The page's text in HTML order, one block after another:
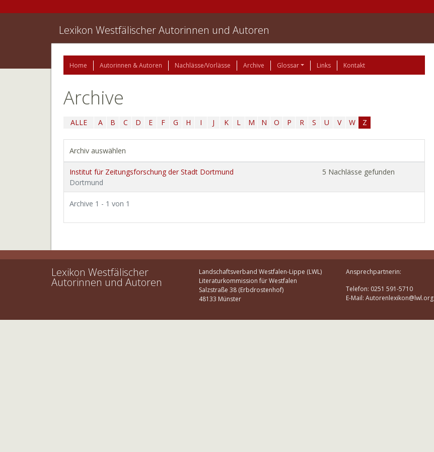
Lexikon Westfälischer Autorinnen und Autoren
Home Autorinnen & Autoren Nachlässe/Vorlässe Archive Glossar Links Kontakt
Archive
ALLE A B C D E F G H I J K L M N O P R S U V W Z
Archiv auswählen
Institut für Zeitungsforschung der Stadt Dortmund
Dortmund
5 Nachlässe gefunden
Archive 1 - 1 von 1
Lexikon Westfälischer
Autorinnen und Autoren
Landschaftsverband Westfalen-Lippe (LWL)
Literaturkommission für Westfalen
Salzstraße 38 (Erbdrostenhof)
48133 Münster
Ansprechpartnerin:
Telefon: 0251 591-5710
E-Mail: Autorenlexikon@lwl.org